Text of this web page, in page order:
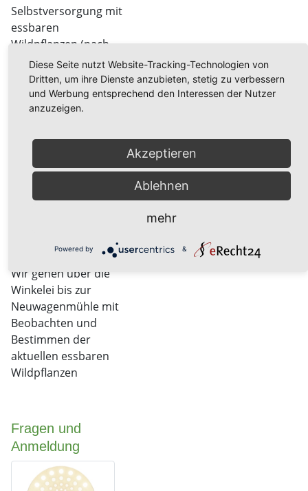
Selbstversorgung mit
essbaren
Wildpflanzen (nach
Dr. Markus Strauß)
Treffpunkt
56370 Kördorf (am
vorbei, Langwiese bis
durchfahren, an der
Wir gehen über die
Winkelei bis zur
Neuwagenmühle mit
Beobachten und
Bestimmen der
aktuellen essbaren
Wildpflanzen
Fragen und
Anmeldung
Diese Seite nutzt Website-Tracking-Technologien von
Dritten, um ihre Dienste anzubieten, stetig zu verbessern
und Werbung entsprechend den Interessen der Nutzer
anzuzeigen.
Akzeptieren
Ablehnen
mehr
Powered by &